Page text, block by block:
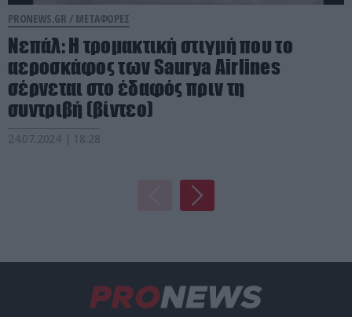
PRONEWS.GR / ΜΕΤΑΦΟΡΕΣ
Νεπάλ: Η τρομακτική στιγμή που το
αεροσκάφος των Saurya Airlines
σέρνεται στο έδαφός πριν τη
συντριβή (βίντεο)
24.07.2024 | 18:28